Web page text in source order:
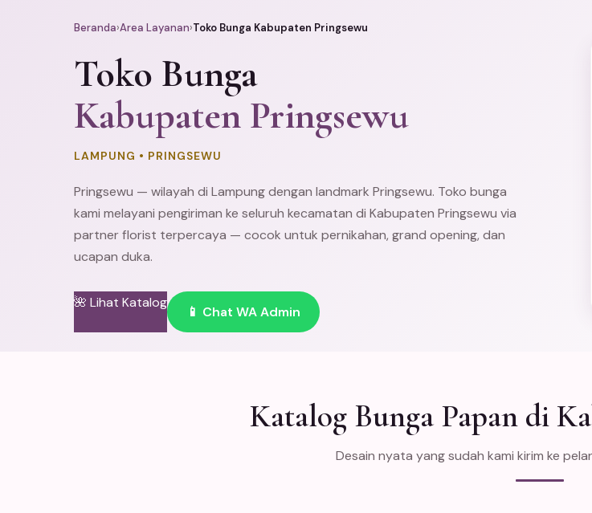
Beranda›Area Layanan›Toko Bunga Kabupaten Pringsewu
Toko Bunga
Kabupaten Pringsewu
LAMPUNG • PRINGSEWU
Pringsewu — wilayah di Lampung dengan landmark Pringsewu. Toko bunga
kami melayani pengiriman ke seluruh kecamatan di Kabupaten Pringsewu via
partner florist terpercaya — cocok untuk pernikahan, grand opening, dan
ucapan duka.
🌺 Lihat Katalog
📱 Chat WA Admin
Katalog Bunga Papan di
Desain nyata yang sudah kami kirim ke